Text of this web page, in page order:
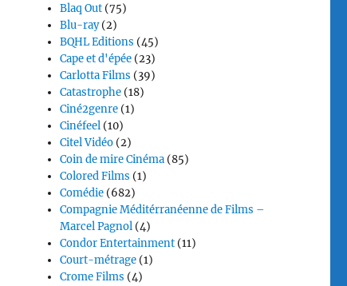
Blaq Out (75)
Blu-ray(2)
BQHL Editions (45)
Cape et d'épée (23)
Carlotta Films (39)
Catastrophe (18)
Ciné2genre (1)
Cinéfeel (10)
Citel Vidéo (2)
Coin de mire Cinéma (85)
Colored Films (1)
Comédie (682)
Compagnie Méditérranéenne de Films –
Marcel Pagnol (4)
Condor Entertainment (11)
Court-métrage (1)
Crome Films (4)